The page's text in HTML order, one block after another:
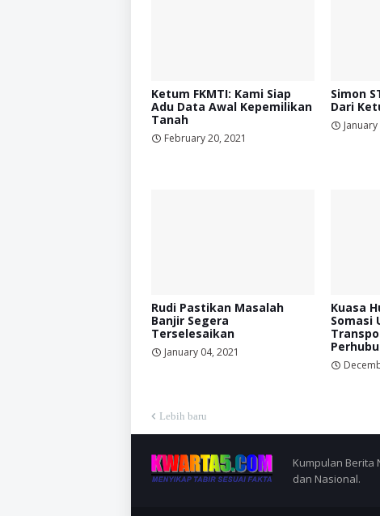
Ketum FKMTI: Kami Siap
Adu Data Awal Kepemilikan
Tanah
February 20, 2021
Simon
Dari
Rudi Pastikan Masalah
Banjir Segera
Terselesaikan
January 04, 2021
Kuasa
Somasi
Lebih baru
Kumpulan Berita
dan Nasional.